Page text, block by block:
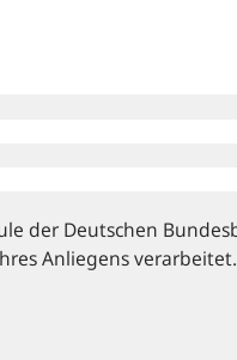
der Deutschen
Anliegens